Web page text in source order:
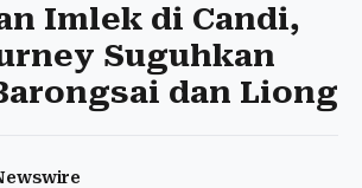
Imlek di Candi,
Suguhkan
dan Liong